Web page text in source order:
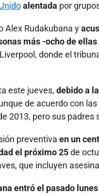
alentada por
Alex Rudakubana y
más -ocho de
donde el
este jueves, debido a
de acuerdo con
2013, pero sus padres
preventiva en un
el próximo 25de
que incluyen
entró el pasado